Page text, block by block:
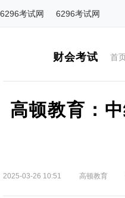
6296考试网 6296考试网
财会考试 首
高顿教育：
2025-03-26 10:51 高顿教育